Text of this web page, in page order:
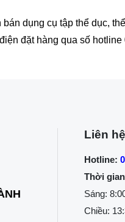
dụng cụ tập thể dục,
đặt hàng qua số hotline
Liên hệ
Hotline:
Thời
Sáng:
Chiều: